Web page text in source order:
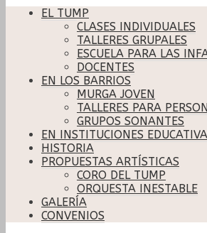
la
navegación
contenidoEL TUMP
CLASES INDIVIDUALES
TALLERES GRUPALES
ESCUELA PARA LAS
DOCENTES
EN LOS BARRIOS
MURGA JOVEN
TALLERES PARA
GRUPOS SONANTES
EN INSTITUCIONES
HISTORIA
PROPUESTAS ARTÍSTICAS
CORO DEL TUMP
ORQUESTA INESTABLE
GALERÍA
CONVENIOS